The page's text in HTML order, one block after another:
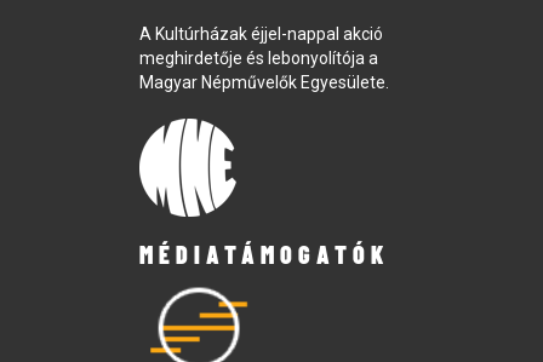
A Kultúrházak éjjel-nappal akció
meghirdetője és lebonyolítója a
Magyar Népművelők Egyesülete.
MÉDIATÁMOGATÓK